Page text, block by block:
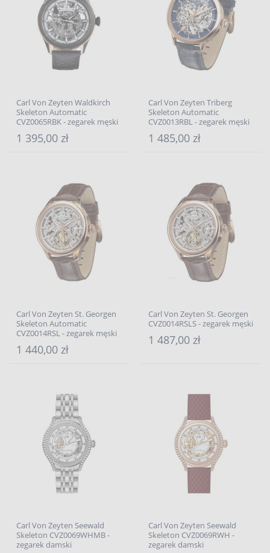
Carl Von Zeyten Waldkirch
Skeleton Automatic
CVZ0065RBK - zegarek męski
1 395,00 zł
Carl Von Zeyten Triberg
Skeleton Automatic
CVZ0013RBL - zegarek męski
1 485,00 zł
Carl Von Zeyten St. Georgen
Skeleton Automatic
CVZ0014RSL - zegarek męski
1 440,00 zł
Carl Von Zeyten St. Georgen
CVZ0014RSLS - zegarek męski
1 487,00 zł
Carl Von Zeyten Seewald
Skeleton CVZ0069WHMB -
zegarek damski
Carl Von Zeyten Seewald
Skeleton CVZ0069RWH -
zegarek damski